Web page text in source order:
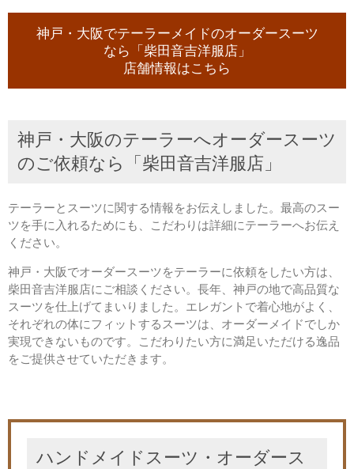
神戸・大阪でテーラーメイドのオーダースーツ
なら「柴田音吉洋服店」
店舗情報はこちら
神戸・大阪のテーラーへオーダースーツ
のご依頼なら「柴田音吉洋服店」
テーラーとスーツに関する情報をお伝えしました。最高のスー
ツを手に入れるためにも、こだわりは詳細にテーラーへお伝え
ください。
神戸・大阪でオーダースーツをテーラーに依頼をしたい方は、
柴田音吉洋服店にご相談ください。長年、神戸の地で高品質な
スーツを仕上げてまいりました。エレガントで着心地がよく、
それぞれの体にフィットするスーツは、オーダーメイドでしか
実現できないものです。こだわりたい方に満足いただける逸品
をご提供させていただきます。
ハンドメイドスーツ・オーダース